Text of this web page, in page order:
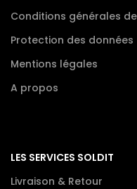
Conditions générales
Protection des données
Mentions légales
A propos
LES SERVICES SOLDIT
Livraison & Retour